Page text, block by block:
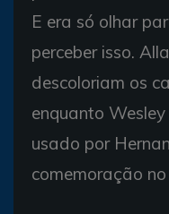
E era só olhar
perceber isso.
descoloriam os
enquanto
usado por
comemoração